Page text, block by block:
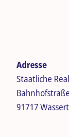
Adresse
Staatliche
91717